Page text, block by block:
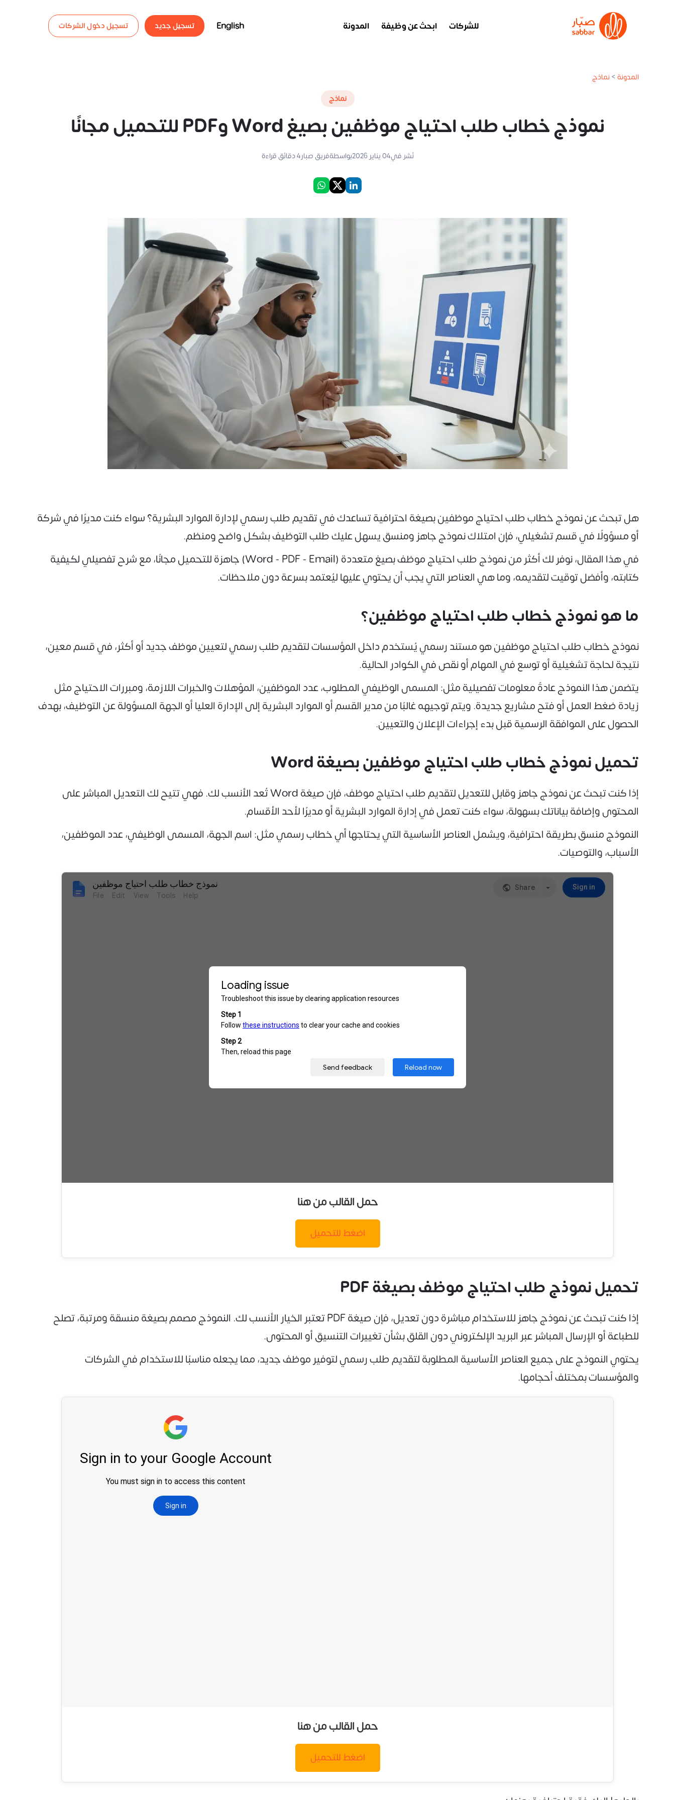
للشركات ابحث عن وظيفة المدونة English تسجيل جديد تسجيل دخول الشركات
المدونة> نماذج
نماذج
نموذج خطاب طلب احتياج موظفين بصيغ Word وPDF للتحميل مجانًا
نُشر في04 يناير 2026 بواسطةفريق صبار4دقائق قراءة
هل تبحث عن نموذج خطاب طلب احتياج موظفين بصيغة احترافية تساعدك في تقديم طلب رسمي لإدارة الموارد البشرية؟ سواء كنت مديرًا في شركة
أو مسؤولًا في قسم تشغيلي، فإن امتلاك نموذج جاهز ومنسق يسهل عليك طلب التوظيف بشكل واضح ومنظم.
في هذا المقال، نوفر لك أكثر من نموذج طلب احتياج موظف بصيغ متعددة (Word - PDF - Email) جاهزة للتحميل مجانًا، مع شرح تفصيلي لكيفية
كتابته، وأفضل توقيت لتقديمه، وما هي العناصر التي يجب أن يحتوي عليها ليُعتمد بسرعة دون ملاحظات.
ما هو نموذج خطاب طلب احتياج موظفين؟
نموذج خطاب طلب احتياج موظفين هو مستند رسمي يُستخدم داخل المؤسسات لتقديم طلب رسمي لتعيين موظف جديد أو أكثر، في قسم معين،
نتيجة لحاجة تشغيلية أو توسع في المهام أو نقص في الكوادر الحالية.
يتضمن هذا النموذج عادةً معلومات تفصيلية مثل: المسمى الوظيفي المطلوب، عدد الموظفين، المؤهلات والخبرات اللازمة، ومبررات الاحتياج مثل
زيادة ضغط العمل أو فتح مشاريع جديدة. ويتم توجيهه غالبًا من مدير القسم أو الموارد البشرية إلى الإدارة العليا أو الجهة المسؤولة عن التوظيف، بهدف
الحصول على الموافقة الرسمية قبل بدء إجراءات الإعلان والتعيين.
تحميل نموذج خطاب طلب احتياج موظفين بصيغة Word
إذا كنت تبحث عن نموذج جاهز وقابل للتعديل لتقديم طلب احتياج موظف، فإن صيغة Word تُعد الأنسب لك. فهي تتيح لك التعديل المباشر على
المحتوى وإضافة بياناتك بسهولة، سواء كنت تعمل في إدارة الموارد البشرية أو مديرًا لأحد الأقسام.
النموذج منسق بطريقة احترافية، ويشمل العناصر الأساسية التي يحتاجها أي خطاب رسمي مثل: اسم الجهة، المسمى الوظيفي، عدد الموظفين،
الأسباب، والتوصيات.
حمل القالب من هنا
اضغط للتحميل
تحميل نموذج طلب احتياج موظف بصيغة PDF
إذا كنت تبحث عن نموذج جاهز للاستخدام مباشرة دون تعديل، فإن صيغة PDF تعتبر الخيار الأنسب لك. النموذج مصمم بصيغة منسقة ومرتبة، تصلح
للطباعة أو الإرسال المباشر عبر البريد الإلكتروني دون القلق بشأن تغييرات التنسيق أو المحتوى.
يحتوي النموذج على جميع العناصر الأساسية المطلوبة لتقديم طلب رسمي لتوفير موظف جديد، مما يجعله مناسبًا للاستخدام في الشركات
والمؤسسات بمختلف أحجامها.
حمل القالب من هنا
اضغط للتحميل